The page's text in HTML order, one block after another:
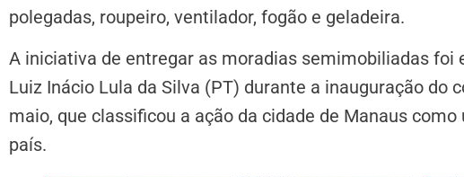
polegadas, roupeiro, ventilador, fogão e geladeira.
A iniciativa de entregar as moradias semimobiliadas foi
Luiz Inácio Lula da Silva (PT) durante a inauguração do
maio, que classificou a ação da cidade de Manaus
país.